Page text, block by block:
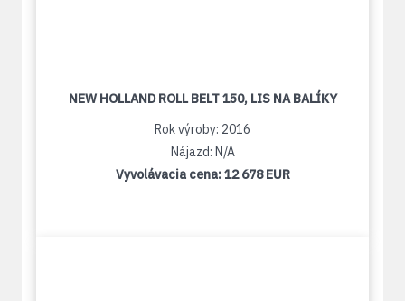
NEW HOLLAND ROLL BELT 150, LIS NA BALÍKY
Rok výroby: 2016
Nájazd: N/A
Vyvolávacia cena:12 678 EUR